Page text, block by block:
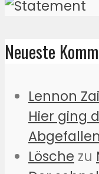
Neueste
Lennon
Hier ging
Lösche zu